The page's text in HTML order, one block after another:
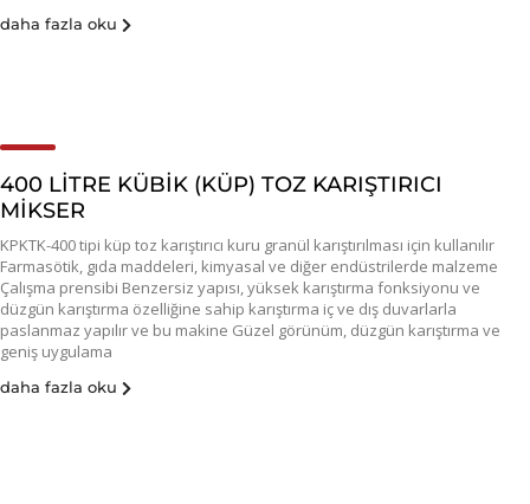
daha fazla oku
400 LİTRE KÜBİK (KÜP) TOZ KARIŞTIRICI
MİKSER
KPKTK-400 tipi küp toz karıştırıcı kuru granül karıştırılması için kullanılır
Farmasötik, gıda maddeleri, kimyasal ve diğer endüstrilerde malzeme
Çalışma prensibi Benzersiz yapısı, yüksek karıştırma fonksiyonu ve
düzgün karıştırma özelliğine sahip karıştırma iç ve dış duvarlarla
paslanmaz yapılır ve bu makine Güzel görünüm, düzgün karıştırma ve
geniş uygulama
daha fazla oku